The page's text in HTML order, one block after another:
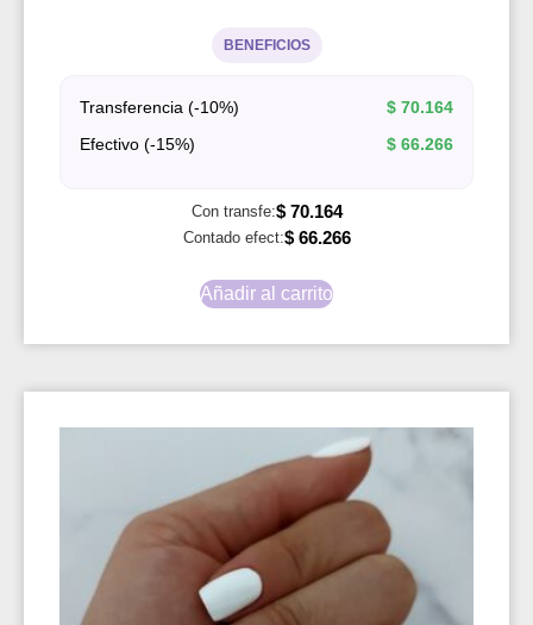
BENEFICIOS
Transferencia (-10%) $ 70.164
Efectivo (-15%)
$ 66.266
Con transfe:$70.164
Contado efect:$66.266
Añadir al carrito